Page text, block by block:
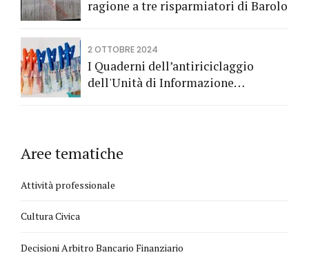
ragione a tre risparmiatori di Barolo
2 OTTOBRE 2024
I Quaderni dell’antiriciclaggio
dell'Unità di Informazione
Aree tematiche
Attività professionale
Cultura Civica
Decisioni Arbitro Bancario Finanziario